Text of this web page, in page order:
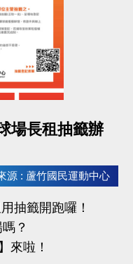
正本辦理簽約繳費
登記。
場長租抽籤辦
源 : 蘆竹國民運動中心
抽籤開跑囉！
？
來啦！